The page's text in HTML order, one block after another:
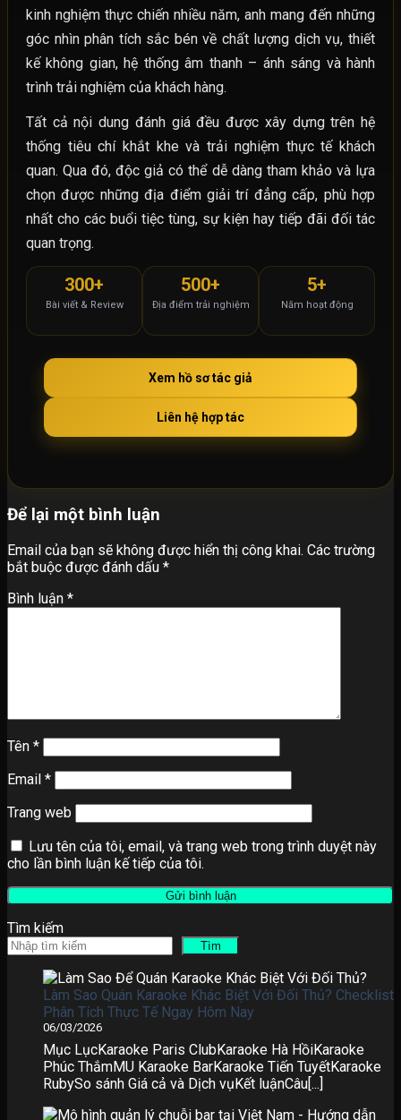
kinh nghiệm thực chiến nhiều năm, anh mang đến những
góc nhìn phân tích sắc bén về chất lượng dịch vụ, thiết
kế không gian, hệ thống âm thanh – ánh sáng và hành
trình trải nghiệm của khách hàng.
Tất cả nội dung đánh giá đều được xây dựng trên hệ
thống tiêu chí khắt khe và trải nghiệm thực tế khách
quan. Qua đó, độc giả có thể dễ dàng tham khảo và lựa
chọn được những địa điểm giải trí đẳng cấp, phù hợp
nhất cho các buổi tiệc tùng, sự kiện hay tiếp đãi đối tác
quan trọng.
300+
Bài viết & Review
500+
Địa điểm trải nghiệm
5+
Năm hoạt động
Xem hồ sơ tác giả
Liên hệ hợp tác
Để lại một bình luận
Email của bạn sẽ không được hiển thị công khai. Các trường
bắt buộc được đánh dấu *
Bình luận *
Tên *
Email *
Trang web
Lưu tên của tôi, email, và trang web trong trình duyệt này
cho lần bình luận kế tiếp của tôi.
Tìm kiếm
Tìm
Làm Sao Quán Karaoke Khác Biệt Với Đối Thủ? Checklist
Phân Tích Thực Tế Ngay Hôm Nay
06/03/2026
Mục LụcKaraoke Paris ClubKaraoke Hà HồiKaraoke
Phúc ThắmMU Karaoke BarKaraoke Tiến TuyếtKaraoke
RubySo sánh Giá cả và Dịch vụKết luậnCâu[...]